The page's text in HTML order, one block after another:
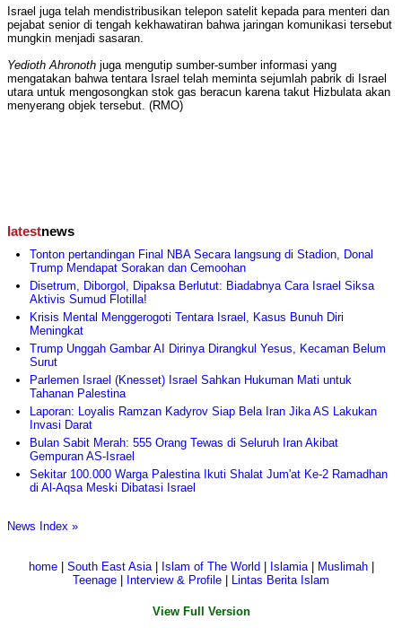
Israel juga telah mendistribusikan telepon satelit kepada para menteri dan
pejabat senior di tengah kekhawatiran bahwa jaringan komunikasi tersebut
mungkin menjadi sasaran.
Yedioth Ahronoth juga mengutip sumber-sumber informasi yang
mengatakan bahwa tentara Israel telah meminta sejumlah pabrik di Israel
utara untuk mengosongkan stok gas beracun karena takut Hizbulata akan
menyerang objek tersebut. (RMO)
latestnews
Tonton pertandingan Final NBA Secara langsung di Stadion, Donal
Trump Mendapat Sorakan dan Cemoohan
Disetrum, Diborgol, Dipaksa Berlutut: Biadabnya Cara Israel Siksa
Aktivis Sumud Flotilla!
Krisis Mental Menggerogoti Tentara Israel, Kasus Bunuh Diri
Meningkat
Trump Unggah Gambar AI Dirinya Dirangkul Yesus, Kecaman Belum
Surut
Parlemen Israel (Knesset) Israel Sahkan Hukuman Mati untuk
Tahanan Palestina
Laporan: Loyalis Ramzan Kadyrov Siap Bela Iran Jika AS Lakukan
Invasi Darat
Bulan Sabit Merah: 555 Orang Tewas di Seluruh Iran Akibat
Gempuran AS-Israel
Sekitar 100.000 Warga Palestina Ikuti Shalat Jum'at Ke-2 Ramadhan
di Al-Aqsa Meski Dibatasi Israel
News Index »
home| South East Asia| Islam of The World Islamia| Muslimah|
Teenage
Interview & Profile Lintas Berita Islam
View Full Version